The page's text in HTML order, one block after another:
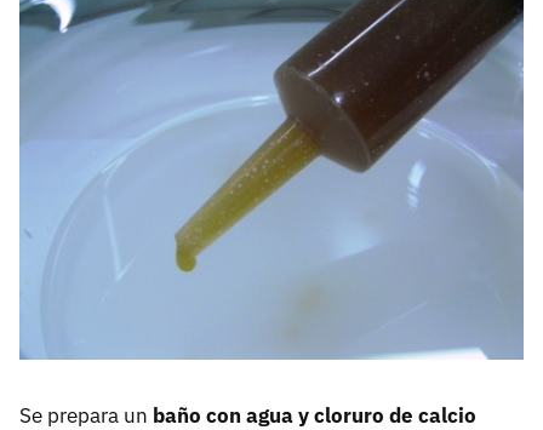
Se prepara un baño con agua y cloruro de calcio